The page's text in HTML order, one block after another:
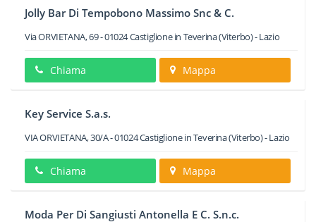
Jolly Bar Di Tempobono Massimo Snc & C.
Via ORVIETANA, 69-01024Castiglione in Teverina(Viterbo) -Lazio
Chiama Mappa
Key Service S.a.s.
VIA ORVIETANA, 30/A-01024Castiglione in Teverina(Viterbo) -Lazio
Chiama Mappa
Moda Per Di Sangiusti Antonella E C. S.n.c.